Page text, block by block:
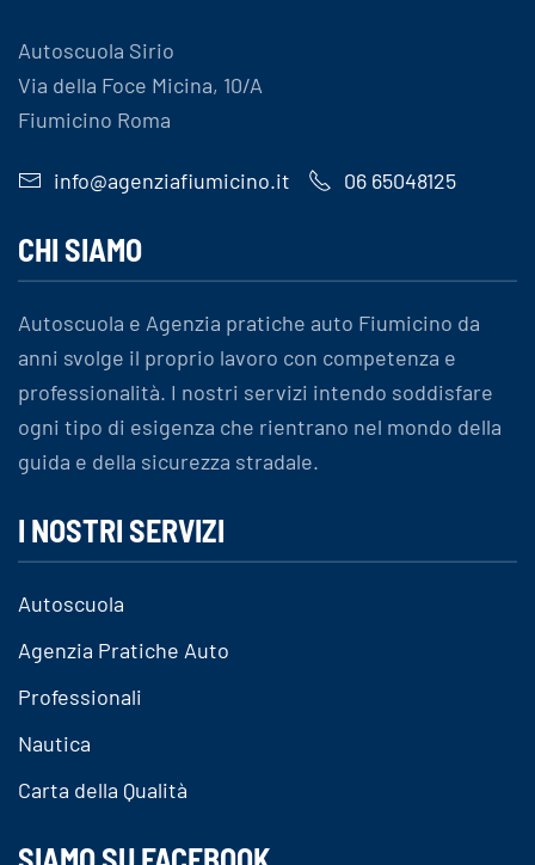
Autoscuola Sirio
Via della Foce Micina, 10/A
Fiumicino Roma
info@agenziafiumicino.it 06 65048125
CHI SIAMO
Autoscuola e Agenzia pratiche auto Fiumicino da
anni svolge il proprio lavoro con competenza e
professionalità. I nostri servizi intendo soddisfare
ogni tipo di esigenza che rientrano nel mondo della
guida e della sicurezza stradale.
I NOSTRI SERVIZI
Autoscuola
Agenzia Pratiche Auto
Professionali
Nautica
Carta della Qualità